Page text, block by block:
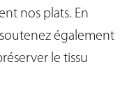
nos plats. En
également
le tissu